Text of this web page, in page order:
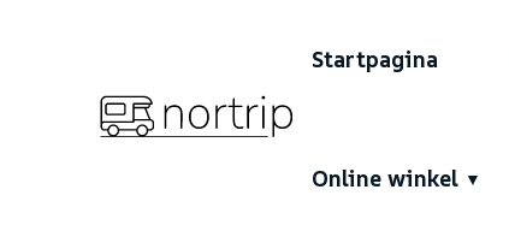
Startpagina
Online winkel